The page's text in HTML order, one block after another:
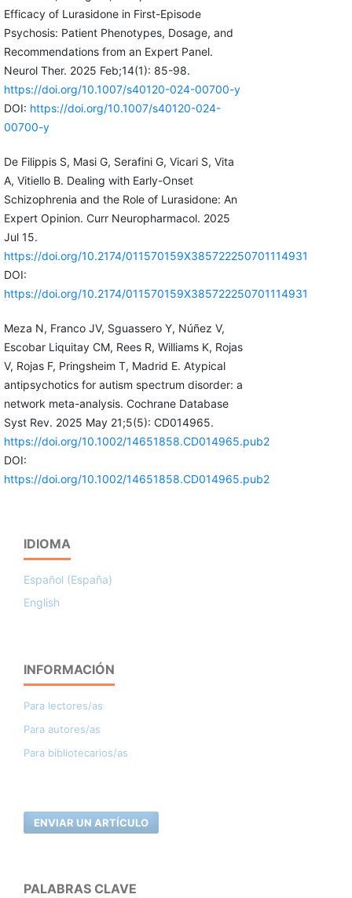
Efficacy of Lurasidone in First-Episode
Psychosis: Patient Phenotypes, Dosage, and
Recommendations from an Expert Panel.
Neurol Ther. 2025 Feb;14(1): 85-98.
https://doi.org/10.1007/s40120-024-00700-y
DOI: https://doi.org/10.1007/s40120-024-
00700-y
De Filippis S, Masi G, Serafini G, Vicari S, Vita
A, Vitiello B. Dealing with Early-Onset
Schizophrenia and the Role of Lurasidone: An
Expert Opinion. Curr Neuropharmacol. 2025
Jul 15.
https://doi.org/10.2174/011570159X385722250701114931
DOI:
https://doi.org/10.2174/011570159X385722250701114931
Meza N, Franco JV, Sguassero Y, Núñez V,
Escobar Liquitay CM, Rees R, Williams K, Rojas
V, Rojas F, Pringsheim T, Madrid E. Atypical
antipsychotics for autism spectrum disorder: a
network meta-analysis. Cochrane Database
Syst Rev. 2025 May 21;5(5): CD014965.
https://doi.org/10.1002/14651858.CD014965.pub2
DOI:
https://doi.org/10.1002/14651858.CD014965.pub2
IDIOMA
Español (España)
English
INFORMACIÓN
Para lectores/as
Para autores/as
Para bibliotecarios/as
ENVIAR UN ARTÍCULO
PALABRAS CLAVE